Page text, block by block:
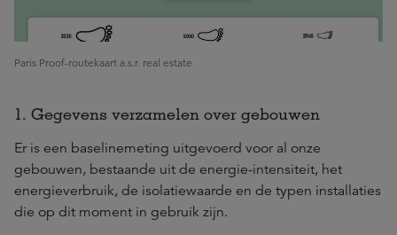
Paris Proof-routekaart a.s.r. real estate
1. Gegevens verzamelen over gebouwen
Er is een baselinemeting uitgevoerd voor al onze
gebouwen, bestaande uit de energie-intensiteit, het
energieverbruik, de isolatiewaarde en de typen installaties
die op dit moment in gebruik zijn.